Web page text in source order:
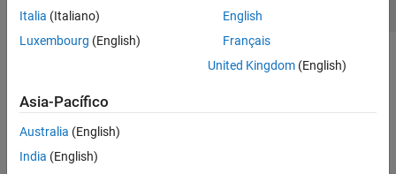
Italia (Italiano)
Luxembourg (English)
English
Français
United Kingdom(English)
Asia-Pacífico
Australia (English)
India (English)